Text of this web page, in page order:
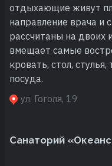
отдыхающие живут
направление врача и
рассчитаны на двоих
вмещает самые
кровать, стол,
посуда.
ул. Гоголя, 19
Санаторий